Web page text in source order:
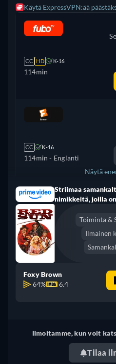
Käytä ExpressVPN:ää
CC HD K-16
114min
CC K-16
114min - Englanti
Brasilia
Näytä
Striimaa
nimikkeitä, joilla
Toiminta &
Ilmainen
Foxy Brown
64%
6.4
Ilmoitamme, kun voit
Tilaa